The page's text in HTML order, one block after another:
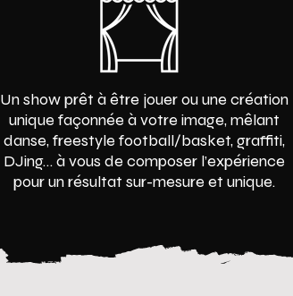
Un show prêt à être jouer ou une création
unique façonnée à votre image, mêlant
danse, freestyle football/basket, graffiti,
DJing… à vous de composer l’expérience
pour un résultat sur-mesure et unique.